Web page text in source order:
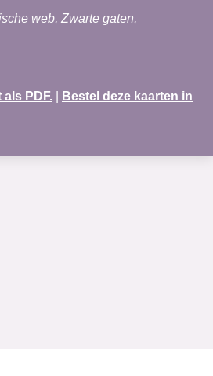
web, Zwarte gaten,
als PDF.
Bestel deze kaarten in